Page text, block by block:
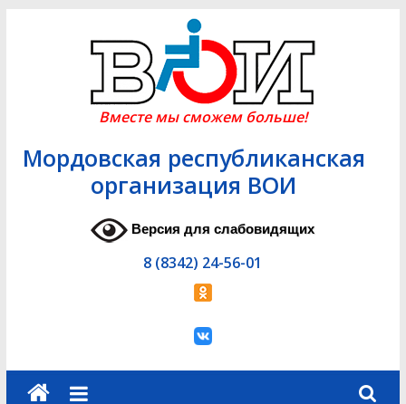
Вместе мы сможем больше!
Мордовская республиканская
организация ВОИ
Версия для слабовидящих
8 (8342) 24-56-01